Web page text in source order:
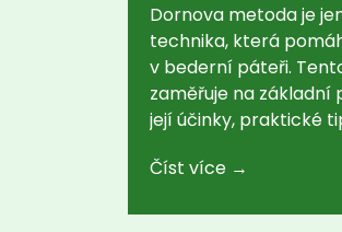
Dornova metoda je
technika, která
v bederní páteři.
zaměřuje na základní
její účinky, praktické
metodou řešeny. Pro
Číst více →